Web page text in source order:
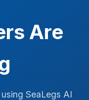
Are
SeaLegs AI